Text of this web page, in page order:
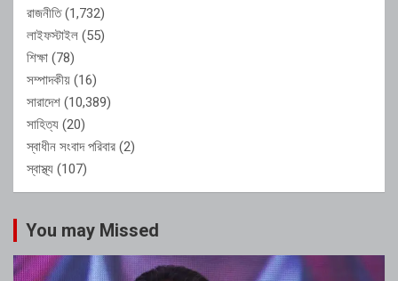
রাজনীতি(1,732)
লাইফস্টাইল (55)
শিক্ষা (78)
সম্পাদকীয় (16)
সারাদেশ (10,389)
সাহিত্য (20)
স্বাধীন সংবাদ পরিবার (2)
স্বাস্থ্য (107)
You may Missed